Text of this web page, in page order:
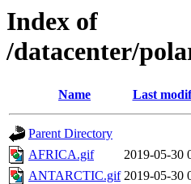
Index of
/datacenter/
Name Last
Parent Directory
AFRICA.gif
2019-05-30
ANTARCTIC.gif 2019-05-30